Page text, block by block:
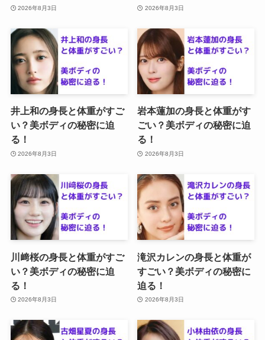
2026年8月3日 2026年8月3日
井上和の身長と体重がすご
い？美ボディの秘密に迫
る！
2026年8月3日
岩本蓮加の身長と体重がす
ごい？美ボディの秘密に迫
る！
2026年8月3日
川﨑桜の身長と体重がすご
い？美ボディの秘密に迫
る！
2026年8月3日
滝沢カレンの身長と体重が
すごい？美ボディの秘密に
迫る！
2026年8月3日